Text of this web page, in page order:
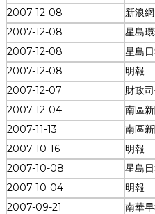
2007-12-08
新浪網
2007-12-08
星島
2007-12-08
星島
2007-12-08
明報
2007-12-07
財政
2007-12-04
南區
2007-11-13
南區
2007-10-16
明報
2007-10-08
星島
2007-10-04
明報
2007-09-21
南華